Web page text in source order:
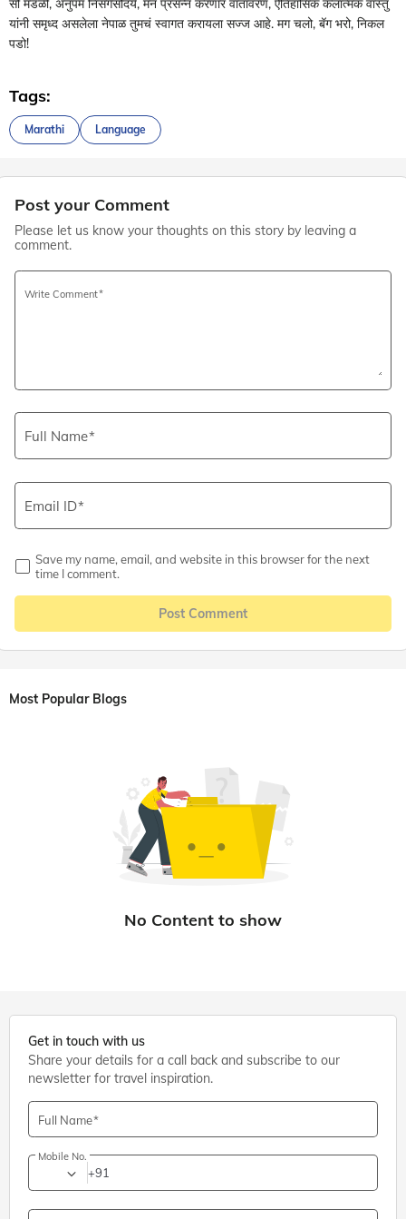
यांनी समृध्द असलेला नेपाळ तुमचं स्वागत करायला सज्ज आहे. मग चलो, बॅग भरो, निकल
पडो!
Tags:
Marathi Language
Post your Comment
Please let us know your thoughts on this story by leaving a
comment.
Write Comment
Full Name
Email ID
Save my name, email, and website in this browser for the next
time I comment.
Post Comment
Most Popular Blogs
Get in touch with us
Share your details for a call back and subscribe to our
newsletter for travel inspiration.
Full Name
Mobile No.
+91